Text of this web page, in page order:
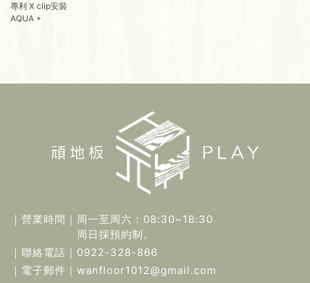
專利 X clip安裝
AQUA +
｜營業時間｜ 周一至周六：08:30~18:30
周日採預約制。
｜聯絡電話｜ 0922-328-866
｜電子郵件｜ wanfloor1012@gmail.com